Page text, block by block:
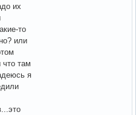
их
то
или
там
я